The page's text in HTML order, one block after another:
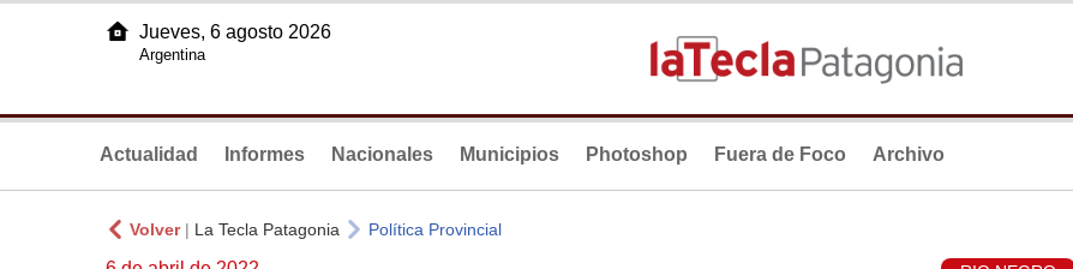
Jueves, 6 agosto 2026
Argentina
Actualidad Informes Nacionales Municipios Photoshop Fuera de Foco Archivo
Volver| La Tecla Patagonia Política Provincial